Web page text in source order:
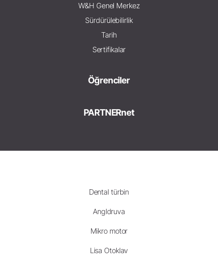
W&H Genel Merkez
Sürdürülebilirlik
Tarih
Sertifikalar
Öğrenciler
PARTNERnet
Dental türbin
Angldruva
Mikro motor
Lisa Otoklav